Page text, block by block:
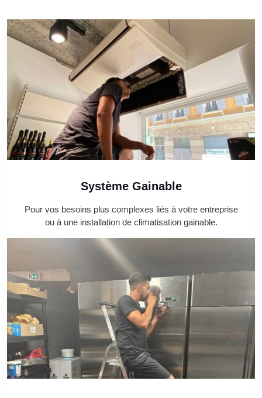
Système Gainable
Pour vos besoins plus complexes liés à votre entreprise
ou à une installation de climatisation gainable.